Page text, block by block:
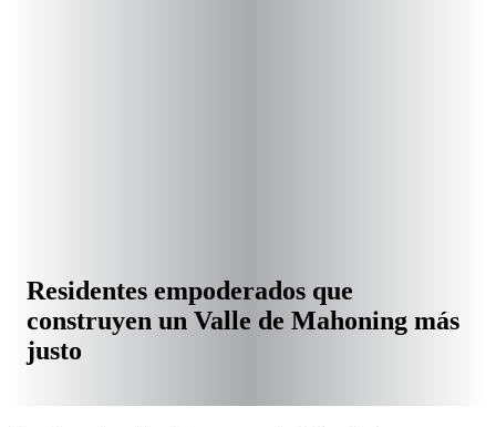
Residentes empoderados que
construyen un Valle de Mahoning más
justo